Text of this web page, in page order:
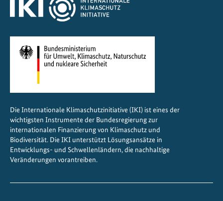
Die Internationale Klimaschutzinitiative (IKI) ist eines der
wichtigsten Instrumente der Bundesregierung zur
internationalen Finanzierung von Klimaschutz und
Biodiversität. Die IKI unterstützt Lösungsansätze in
Entwicklungs- und Schwellenländern, die nachhaltige
Veränderungen vorantreiben.